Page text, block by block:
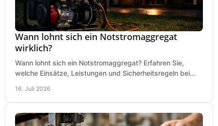
Wann lohnt sich ein Notstromaggregat
wirklich?
Wann lohnt sich ein Notstromaggregat? Erfahren Sie,
welche Einsätze, Leistungen und Sicherheitsregeln bei
16. Juli 2026